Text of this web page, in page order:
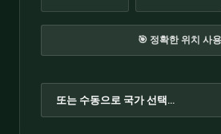
🎯 정확한 위치 사용